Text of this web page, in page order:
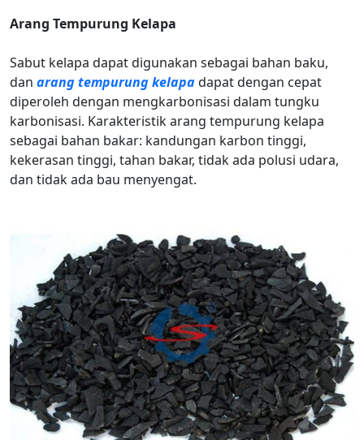
Arang Tempurung Kelapa
Sabut kelapa dapat digunakan sebagai bahan baku,
dan arang tempurung kelapadapat dengan cepat
diperoleh dengan mengkarbonisasi dalam tungku
karbonisasi. Karakteristik arang tempurung kelapa
sebagai bahan bakar: kandungan karbon tinggi,
kekerasan tinggi, tahan bakar, tidak ada polusi udara,
dan tidak ada bau menyengat.